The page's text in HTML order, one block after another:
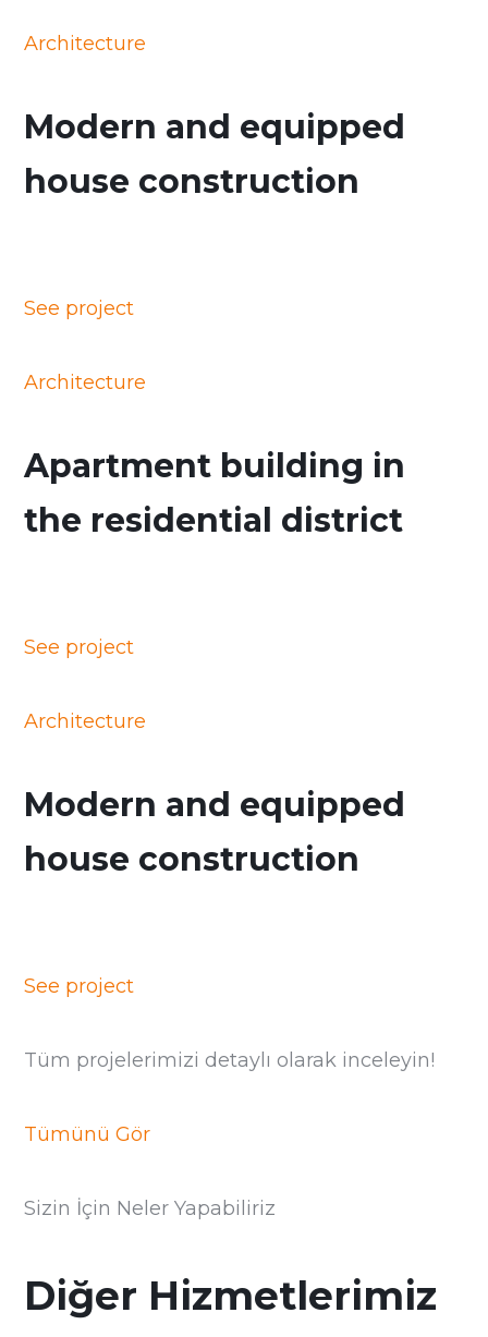
Architecture
Modern and equipped
house construction
See project
Architecture
Apartment building in
the residential district
See project
Architecture
Modern and equipped
house construction
See project
Tüm projelerimizi detaylı olarak inceleyin!
Tümünü Gör
Sizin İçin Neler Yapabiliriz
Diğer Hizmetlerimiz